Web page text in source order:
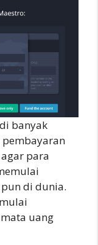
banyak
pembayaran
para
di dunia.
uang